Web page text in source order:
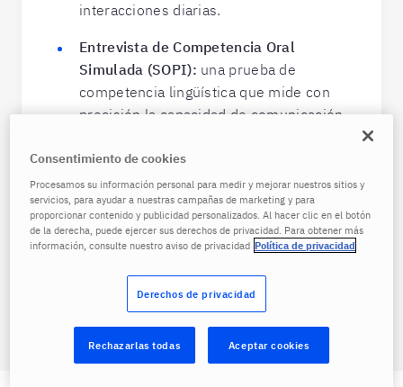
interacciones diarias.
Entrevista de Competencia Oral
Simulada (SOPI): una prueba de
competencia lingüística que mide con
precisión la capacidad de comunicación
escrita o en línea, diseñada para
examinar y clasificar solicitantes según
su nivel.
Consultar exámenes
Consentimiento de cookies
Procesamos su información personal para medir y mejorar nuestros sitios y
servicios, para ayudar a nuestras campañas de marketing y para
proporcionar contenido y publicidad personalizados. Al hacer clic en el botón
de la derecha, puede ejercer sus derechos de privacidad. Para obtener más
información, consulte nuestro aviso de privacidad Política de privacidad
Derechos de privacidad
Rechazarlas todas Aceptar cookies